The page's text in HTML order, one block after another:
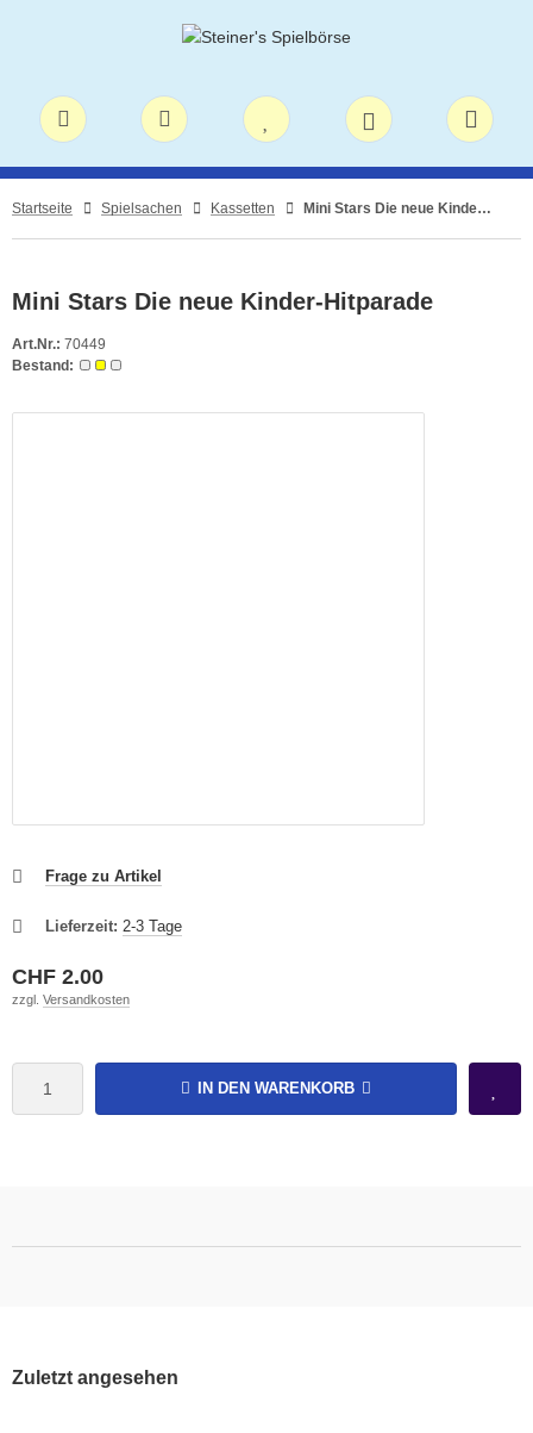
Startseite Spielsachen Kassetten Mini Stars Die neue Kinder-Hitparade
Mini Stars Die neue Kinder-Hitparade
Art.Nr.: 70449
Bestand:
Frage zu Artikel
Lieferzeit: 2-3 Tage
CHF 2.00
zzgl. Versandkosten
IN DEN WARENKORB
Zuletzt angesehen